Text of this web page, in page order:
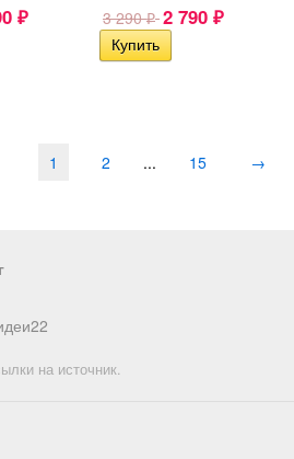
₽ 3 290₽ 2 790 ₽
1 2 ... 15 →
на источник.